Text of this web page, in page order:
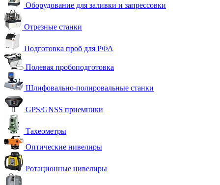
Оборудование для заливки и запрессовки
Отрезные станки
Подготовка проб для РФА
Полевая пробоподготовка
Шлифовально-полировальные станки
GPS/GNSS приемники
Тахеометры
Оптические нивелиры
Ротационные нивелиры